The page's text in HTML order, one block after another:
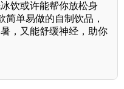
饮或许能帮你放松身
单易做的自制饮品，
，又能舒缓神经，助你